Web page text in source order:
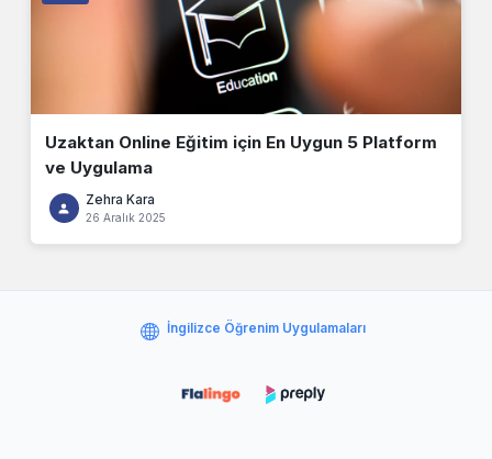
Uzaktan Online Eğitim için En Uygun 5 Platform
ve Uygulama
Zehra Kara
26 Aralık 2025
İngilizce Öğrenim Uygulamaları